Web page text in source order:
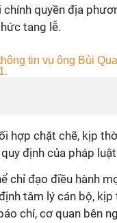
quyền địa
tang lễ.
hợp chặt chẽ, kịp
định của pháp
chỉ đạo điều hành
tâm lý cán bộ, kịp
chí, cơ quan bên